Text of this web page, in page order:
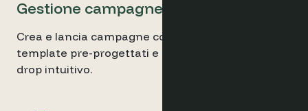
Gestione campagne semplice
Crea e lancia campagne coinvolgenti con
template pre-progettati e un editor drag-and-
drop intuitivo.